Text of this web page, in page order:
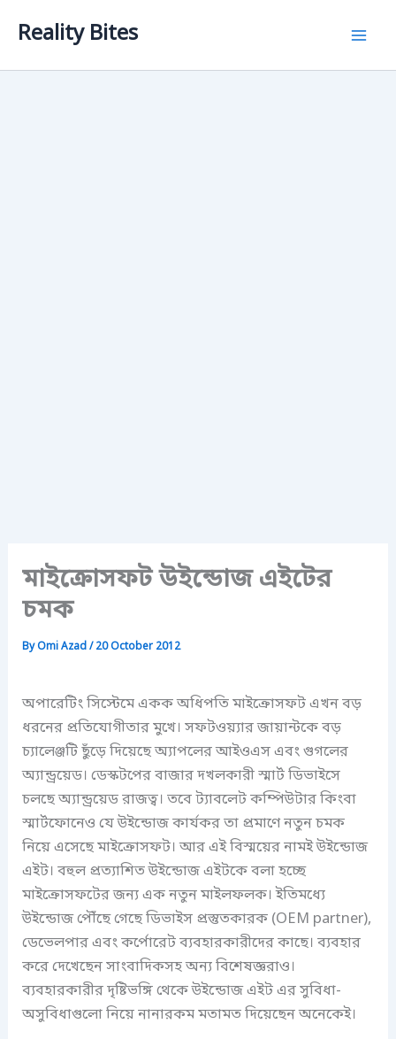
Reality Bites
মাইক্রোসফট উইন্ডোজ এইটের
চমক
ByOmi Azad/20 October 2012
অপারেটিং সিস্টেমে একক অধিপতি মাইক্রোসফট এখন বড়
ধরনের প্রতিযোগীতার মুখে। সফটওয়্যার জায়ান্টকে বড়
চ্যালেঞ্জটি ছুঁড়ে দিয়েছে অ্যাপলের আইওএস এবং গুগলের
অ্যান্ড্রয়েড। ডেস্কটপের বাজার দখলকারী স্মার্ট ডিভাইসে
চলছে অ্যান্ড্রয়েড রাজত্ব। তবে ট্যাবলেট কম্পিউটার কিংবা
স্মার্টফোনেও যে উইন্ডোজ কার্যকর তা প্রমাণে নতুন চমক
নিয়ে এসেছে মাইক্রোসফট। আর এই বিস্ময়ের নামই উইন্ডোজ
এইট। বহুল প্রত্যাশিত উইন্ডোজ এইটকে বলা হচ্ছে
মাইক্রোসফটের জন্য এক নতুন মাইলফলক। ইতিমধ্যে
উইন্ডোজ পৌঁছে গেছে ডিভাইস প্রস্তুতকারক (OEM partner),
ডেভেলপার এবং কর্পোরেট ব্যবহারকারীদের কাছে। ব্যবহার
করে দেখেছেন সাংবাদিকসহ অন্য বিশেষজ্ঞরাও।
ব্যবহারকারীর দৃষ্টিভঙ্গি থেকে উইন্ডোজ এইট এর সুবিধা-
অসুবিধাগুলো নিয়ে নানারকম মতামত দিয়েছেন অনেকেই।